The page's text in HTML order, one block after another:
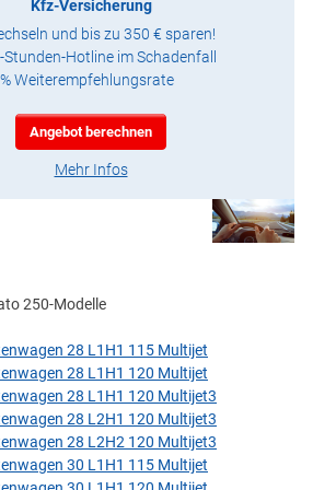
Kfz-Versicherung
und bis zu 350 € sparen!
Stunden-Hotline im Schadenfall
Weiterempfehlungsrate
Angebot berechnen
Mehr Infos
250-Modelle
28 L1H1 115 Multijet
28 L1H1 120 Multijet
28 L1H1 120 Multijet3
28 L2H1 120 Multijet3
28 L2H2 120 Multijet3
30 L1H1 115 Multijet